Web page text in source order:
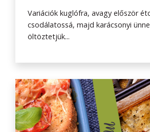
Variációk kuglófra, avagy először
csodálatossá, majd karácsonyi
öltöztetjük...